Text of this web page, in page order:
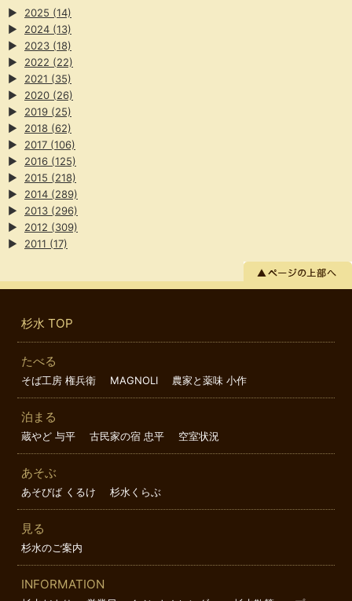
▶ 2025 (14)
▶
2024 (13)
▶
2023 (18)
▶
2022 (22)
▶
2021 (35)
▶
2020 (26)
▶
2019 (25)
▶
2018 (62)
▶
2017 (106)
▶
2016 (125)
▶
2015 (218)
▶
2014 (289)
▶
2013 (296)
▶
2012 (309)
▶
2011 (17)
杉水 TOP
たべる
そば工房 権兵衛 MAGNOLI 農家と薬味 小作
泊まる
蔵やど 与平 古民家の宿 忠平 空室状況
あそぶ
あそびば くるけ 杉水くらぶ
見る
杉水のご案内
INFORMATION